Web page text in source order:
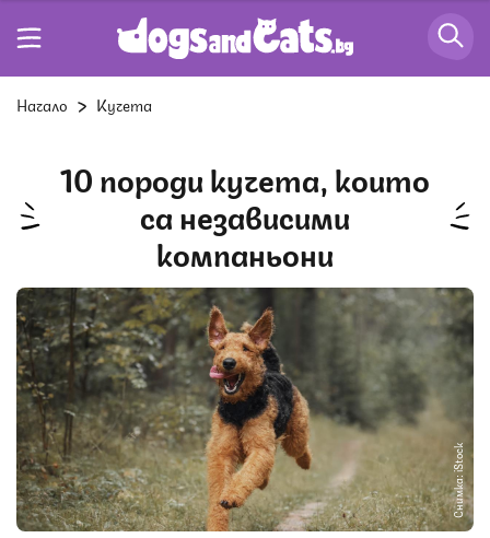
Начало Кучета
10 породи кучета, които
са независими
компаньони
Снимка: iStock